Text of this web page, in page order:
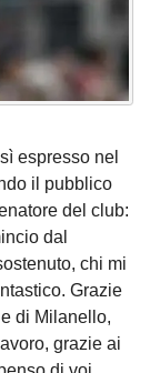
espresso nel
il pubblico
del club:
dal
chi mi
Grazie
di Milanello,
grazie ai